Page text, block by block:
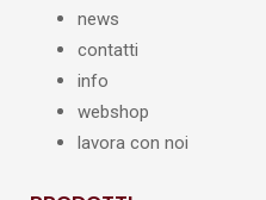
news
contatti
info
webshop
lavora con noi